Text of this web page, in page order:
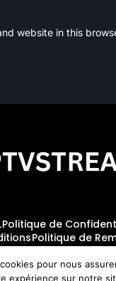
website in this
Politique de
Politique de
pour nous
expérience sur notre